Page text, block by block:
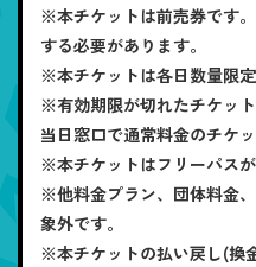
※本チケットは前売券です
する必要があります。
※本チケットは各日数量限定
※有効期限が切れたチケッ
当日窓口で通常料金のチケ
※本チケットはフリーパスが
※他料金プラン、団体料金
象外です。
※本チケットの払い戻し(換